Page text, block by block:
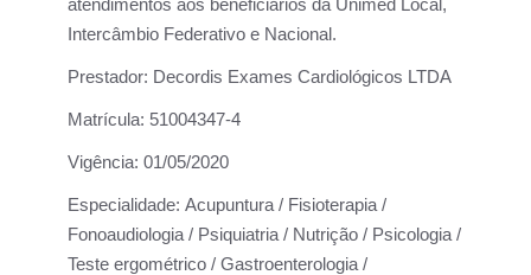
atendimentos aos beneficiários da Unimed Local,
Intercâmbio Federativo e Nacional.
Prestador: Decordis Exames Cardiológicos LTDA
Matrícula: 51004347-4
Vigência: 01/05/2020
Especialidade: Acupuntura / Fisioterapia /
Fonoaudiologia / Psiquiatria / Nutrição / Psicologia /
Teste ergométrico / Gastroenterologia /